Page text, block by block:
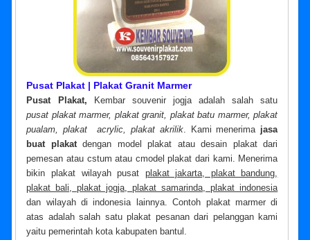
Pusat Plakat | Plakat Granit Marmer
Pusat Plakat,
Kembar souvenir jogja adalah salah satu
pusat plakat marmer, plakat granit, plakat batu marmer, plakat
pualam, plakat acrylic, plakat akrilik. Kami menerima jasa
buat plakatdengan model plakat atau desain plakat dari
pemesan atau cstum atau cmodel plakat dari kami. Menerima
bikin plakat wilayah pusat plakat jakarta, plakat bandung,
plakat bali, plakat jogja, plakat samarinda, plakat indonesia
dan wilayah di indonesia lainnya. Contoh plakat marmer di
atas adalah salah satu plakat pesanan dari pelanggan kami
yaitu pemerintah kota kabupaten bantul.